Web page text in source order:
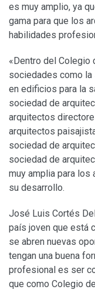
es muy amplio, ya
gama para que los
habilidades
«Dentro del Colegio
sociedades como
en edificios para la
sociedad de
arquitectos
arquitectos
sociedad de
sociedad de
muy amplia para los
su desarrollo.
José Luis Cortés
país joven que está
se abren nuevas
tengan una buena
profesional es ser
que como Colegio